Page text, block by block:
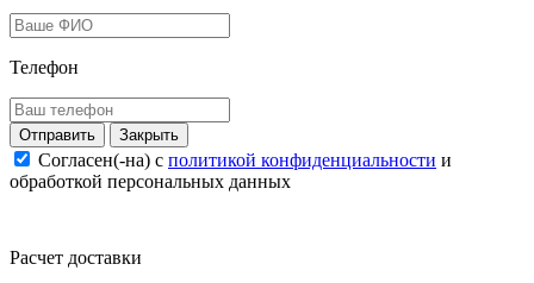
Телефон
Закрыть
Согласен(-на) c политикой конфиденциальности и
обработкой персональных данных
Расчет доставки